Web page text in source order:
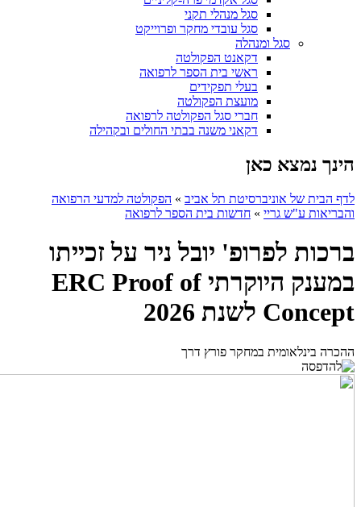
סגל מנהלי תקני
סגל עובדי מחקר ופרוייקט
סגל ומנהלה
דקאנט הפקולטה
ראשי בית הספר לרפואה
בעלי תפקידים
מועצת הפקולטה
חברי סגל הפקולטה לרפואה
דקאני משנה בבתי החולים ובקהילה
הינך נמצא כאן
לדף הבית של אוניברסיטת תל אביב » הפקולטה למדעי הרפואה
והבריאות ע"ש גריי » חדשות בית הספר לרפואה
ברכות לפרופ' יובל ניר על זכייתו
במענק היוקרתי ERC Proof of
Concept לשנת 2026
ההכרה בינלאומית במחקר פורץ דרך